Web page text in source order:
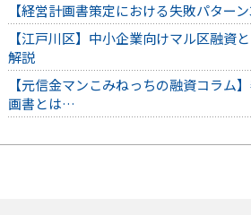
【経営計画書策定における失敗パターン
【江戸川区】中小企業向けマル区融資
解説
【元信金マンこみねっちの融資コラム
画書とは…